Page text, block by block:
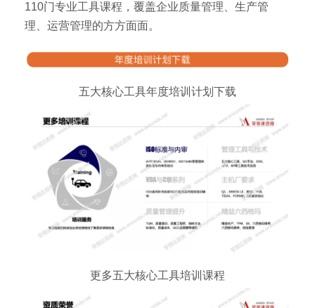
110门专业工具课程，覆盖企业质量管理、生产管
理、运营管理的方方面面。
五大核心工具年度培训计划下载
更多五大核心工具培训课程